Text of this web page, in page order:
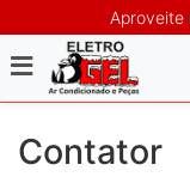
Aproveite
Contator